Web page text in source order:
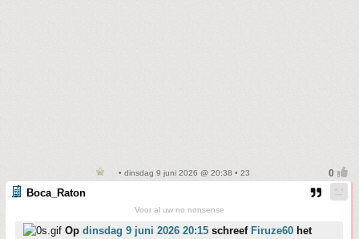
• dinsdag 9 juni 2026 @ 20:38 • 23
Boca_Raton
Voor al uw no nonsense
Op dinsdag 9 juni 2026 20:15 schreef Firuze60 het